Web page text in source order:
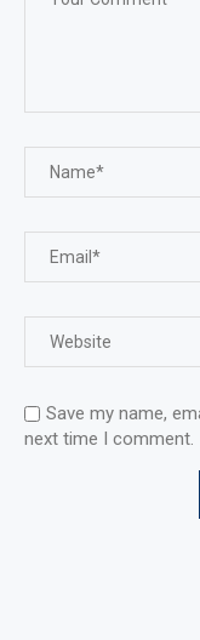
Save my name,
next time I comment.